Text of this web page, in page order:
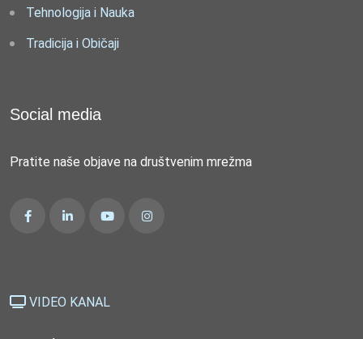
Tehnologija i Nauka
Tradicija i Običaji
Social media
Pratite naše objave na društvenim mrežma
VIDEO KANAL